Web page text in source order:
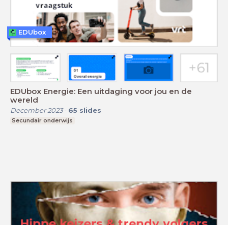
EDUbox Energie: Een uitdaging voor jou en de
wereld
December 2023- 65 slides
Secundair onderwijs
EDUbox